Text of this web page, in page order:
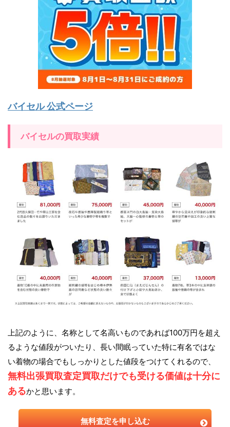
バイセル 公式ページ
バイセルの買取実績
上記のように、名称として名高いものであれば100万円を超え
るような値段がついたり、長い間眠っていた特に有名ではな
い着物の場合でもしっかりとした値段をつけてくれるので、
無料出張買取査定買取だけでも受ける価値は十分に
あるかと思います。
無料査定を申し込む